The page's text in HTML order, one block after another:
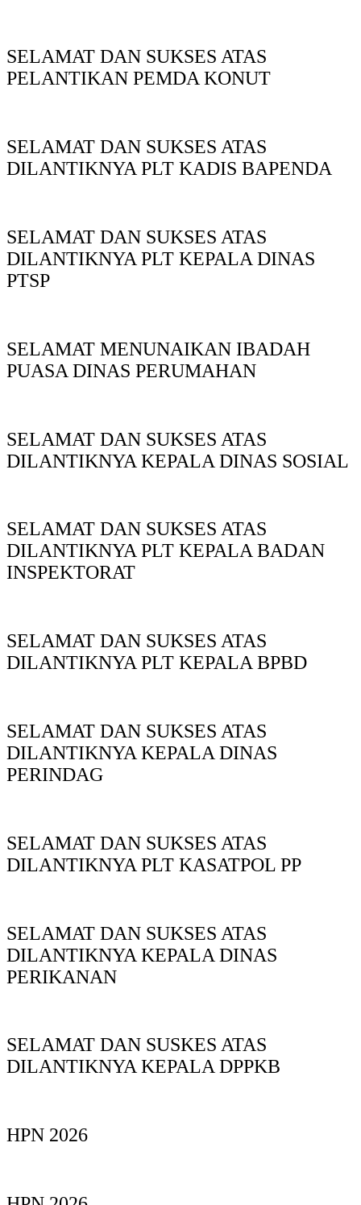
SELAMAT DAN SUKSES ATAS
PELANTIKAN PEMDA KONUT
SELAMAT DAN SUKSES ATAS
DILANTIKNYA PLT KADIS BAPENDA
SELAMAT DAN SUKSES ATAS
DILANTIKNYA PLT KEPALA DINAS
PTSP
SELAMAT MENUNAIKAN IBADAH
PUASA DINAS PERUMAHAN
SELAMAT DAN SUKSES ATAS
DILANTIKNYA KEPALA DINAS SOSIAL
SELAMAT DAN SUKSES ATAS
DILANTIKNYA PLT KEPALA BADAN
INSPEKTORAT
SELAMAT DAN SUKSES ATAS
DILANTIKNYA PLT KEPALA BPBD
SELAMAT DAN SUKSES ATAS
DILANTIKNYA KEPALA DINAS
PERINDAG
SELAMAT DAN SUKSES ATAS
DILANTIKNYA PLT KASATPOL PP
SELAMAT DAN SUKSES ATAS
DILANTIKNYA KEPALA DINAS
PERIKANAN
SELAMAT DAN SUSKES ATAS
DILANTIKNYA KEPALA DPPKB
HPN 2026